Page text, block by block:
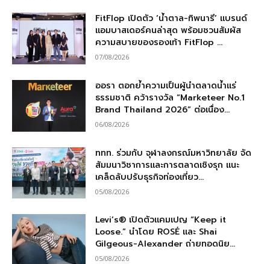
FitFlop เปิดตัว ‘น้ำตาล-ทิพนารี’ แบรนด์
แอมบาสเดอร์คนล่าสุด พร้อมชวนสัมผัส
ความสบายของรองเท้า FitFlop ...
07/08/2026
ออรา ตอกย้ำความเป็นผู้นำตลาดน้ำแร่
ธรรมชาติ คว้ารางวัล “Marketeer No.1
Brand Thailand 2026” ต่อเนื่อง...
06/08/2026
ททท. ร่วมกับ จุฬาลงกรณ์มหาวิทยาลัย จัด
สัมมนาวิชาการและการตลาดเชิงรุก แนะ
เคล็ดลับปรับธุรกิจท่องเที่ยว...
05/08/2026
Levi’s® เปิดตัวแคมเปญ “Keep it
Loose.” นำโดย ROSÉ และ Shai
Gilgeous-Alexander ถ่ายทอดนิย...
05/08/2026